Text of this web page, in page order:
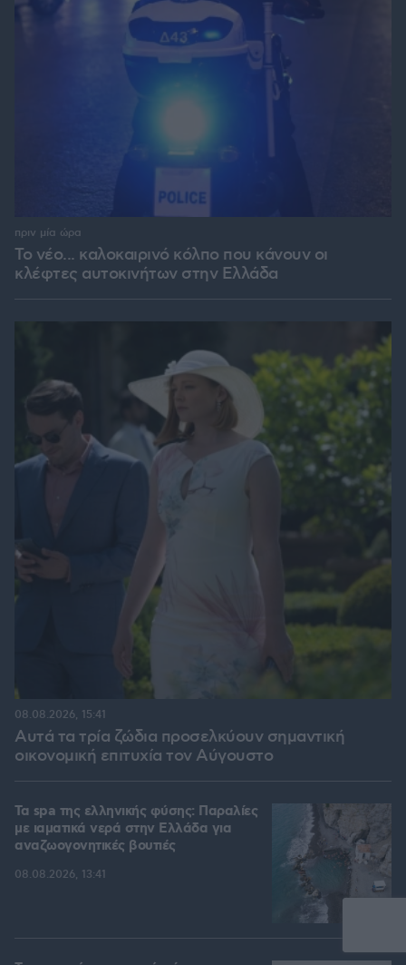
Το νέο... καλοκαιρινό κόλπο που κάνουν οι
κλέφτες αυτοκινήτων στην Ελλάδα
πριν μία ώρα
Αυτά τα τρία ζώδια προσελκύουν σημαντική
οικονομική επιτυχία τον Αύγουστο
08.08.2026, 15:41
Τα spa της ελληνικής φύσης: Παραλίες
με ιαματικά νερά στην Ελλάδα για
αναζωογονητικές βουτιές
08.08.2026, 13:41